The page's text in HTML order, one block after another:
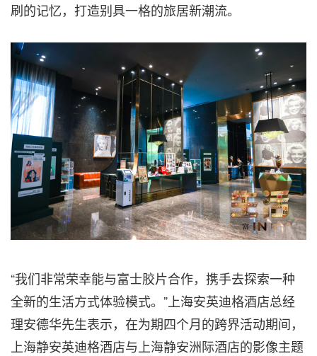
刷的记忆，打造别具一格的旅居新潮流。
“我们非常荣幸能与富士胶片合作，携手去探索一种
全新的生活方式体验模式。”上海安英迪格酒店总经
理安德华先生表示，在为期四个月的跨界活动期间，
上海静安英迪格酒店与上海静安洲际酒店的影像主题